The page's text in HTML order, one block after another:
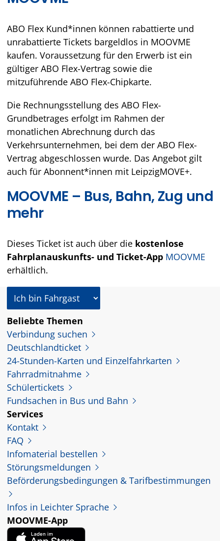
ABO Flex Kund*innen können rabattierte und
unrabattierte Tickets bargeldlos in MOOVME
kaufen. Voraussetzung für den Erwerb ist ein
gültiger ABO Flex-Vertrag sowie die
mitzuführende ABO Flex-Chipkarte.
Die Rechnungsstellung des ABO Flex-
Grundbetrages erfolgt im Rahmen der
monatlichen Abrechnung durch das
Verkehrsunternehmen, bei dem der ABO Flex-
Vertrag abgeschlossen wurde. Das Angebot gilt
auch für Abonnent*innen mit LeipzigMOVE+.
MOOVME – Bus, Bahn, Zug und
mehr
Dieses Ticket ist auch über die kostenlose
Fahrplanauskunfts- und Ticket-App MOOVME
erhältlich.
In welcher Rolle nutzen Sie dieses Angebot?
Beliebte Themen
Verbindung suchen
Deutschlandticket
24-Stunden-Karten und Einzelfahrkarten
Fahrradmitnahme
Schülertickets
Fundsachen in Bus und Bahn
Services
Kontakt
FAQ
Infomaterial bestellen
Störungsmeldungen
Beförderungsbedingungen & Tarifbestimmungen
Infos in Leichter Sprache
MOOVME-App